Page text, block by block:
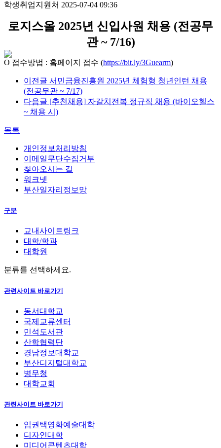
학생취업지원처 2025-07-04 09:36
로지스올 2025년 신입사원 채용 (전공무
관 ~ 7/16)
Ο 접수방법 : 홈페이지 접수 (https://bit.ly/3Guearm)
이전글 서민금융진흥원 2025년 체험형 청년인턴 채용
(전공무관 ~ 7/17)
다음글 [추천채용] 자갈치전복 정규직 채용 (바이오헬스
~ 채용 시)
목록
개인정보처리방침
이메일무단수집거부
찾아오시는 길
워크넷
부산일자리정보망
구분
교내사이트링크
대학/학과
대학원
분류를 선택하세요.
관련사이트 바로가기
동서대학교
국제교류센터
민석도서관
산학협력단
경남정보대학교
부산디지털대학교
병무청
대학교회
관련사이트 바로가기
임권택영화예술대학
디자인대학
미디어콘텐츠대학